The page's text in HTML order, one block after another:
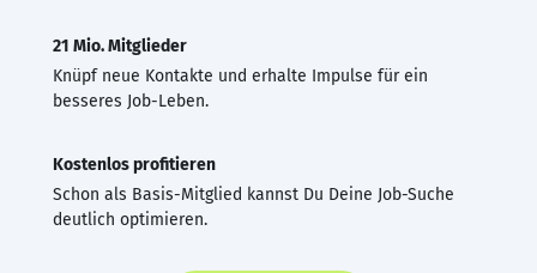
21 Mio. Mitglieder
Knüpf neue Kontakte und erhalte Impulse für ein
besseres Job-Leben.
Kostenlos profitieren
Schon als Basis-Mitglied kannst Du Deine Job-Suche
deutlich optimieren.